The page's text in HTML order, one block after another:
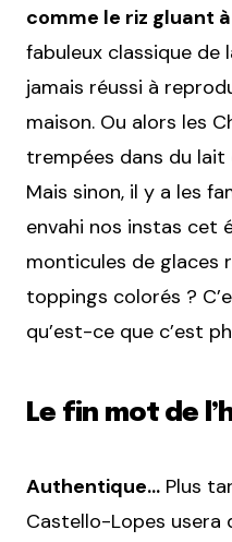
comme le riz gluant
fabuleux classique de
jamais réussi à
maison. Ou alors les
trempées dans du lait
Mais sinon, il y a les
envahi nos instas cet
monticules de glaces
toppings colorés ?
qu’est-ce que c’est
Le fin mot de
Authentique… Plus
Castello-Lopes